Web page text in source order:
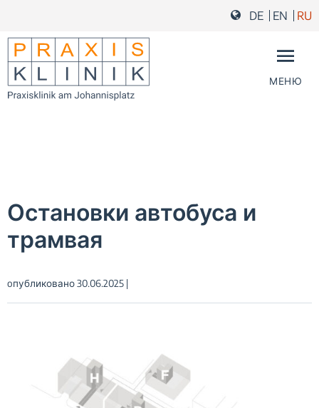
Перейти к нижнему колонтитулу и в контакты
DE EN RU
МЕНЮ
Остановки автобуса и
трамвая
oпубликовано 30.06.2025 |